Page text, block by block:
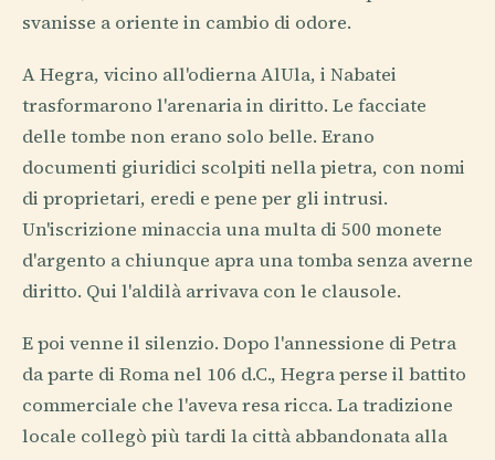
svanisse a oriente in cambio di odore.
A Hegra, vicino all'odierna AlUla, i Nabatei
trasformarono l'arenaria in diritto. Le facciate
delle tombe non erano solo belle. Erano
documenti giuridici scolpiti nella pietra, con nomi
di proprietari, eredi e pene per gli intrusi.
Un'iscrizione minaccia una multa di 500 monete
d'argento a chiunque apra una tomba senza averne
diritto. Qui l'aldilà arrivava con le clausole.
E poi venne il silenzio. Dopo l'annessione di Petra
da parte di Roma nel 106 d.C., Hegra perse il battito
commerciale che l'aveva resa ricca. La tradizione
locale collegò più tardi la città abbandonata alla